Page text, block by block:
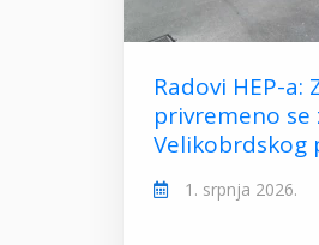
Radovi HEP-
privremeno
Velikobrdskog
1. srpnja 2026.